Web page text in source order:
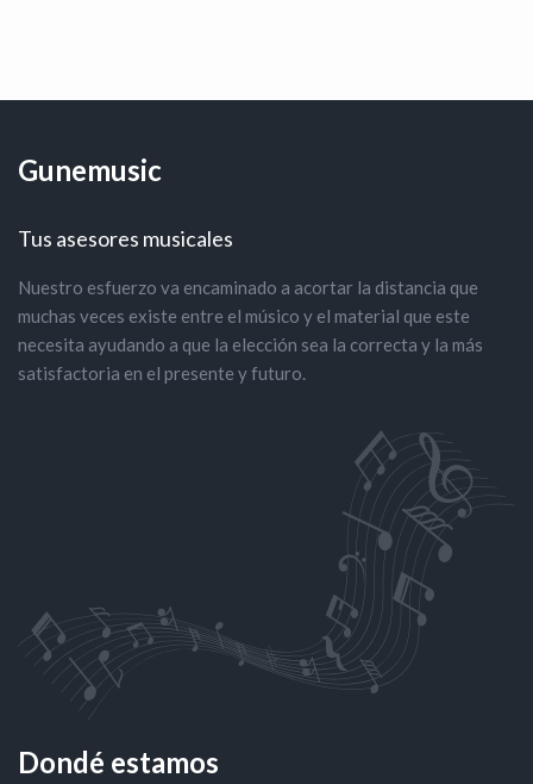
Gunemusic
Tus asesores musicales
Nuestro esfuerzo va encaminado a acortar la distancia que
muchas veces existe entre el músico y el material que este
necesita ayudando a que la elección sea la correcta y la más
satisfactoria en el presente y futuro.
Dondé estamos